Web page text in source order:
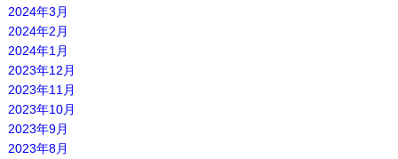
2024年3月
2024年2月
2024年1月
2023年12月
2023年11月
2023年10月
2023年9月
2023年8月